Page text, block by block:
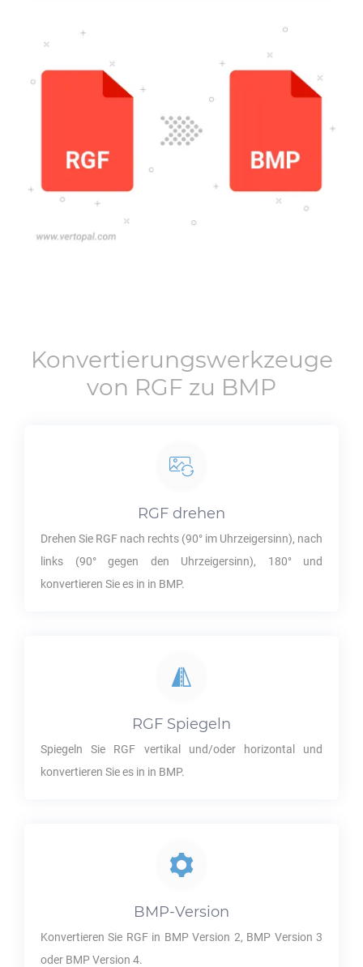
Konvertierungswerkzeuge
von RGF zu BMP
RGF drehen
Drehen Sie RGF nach rechts (90° im Uhrzeigersinn), nach
links (90° gegen den Uhrzeigersinn), 180° und
konvertieren Sie es in in BMP.
RGF Spiegeln
Spiegeln Sie RGF vertikal und/oder horizontal und
konvertieren Sie es in in BMP.
BMP-Version
Konvertieren Sie RGFin BMPVersion 2, BMP Version 3
oder BMPVersion 4.